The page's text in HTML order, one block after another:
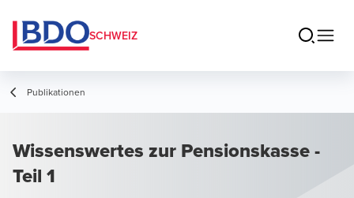
SCHWEIZ
Publikationen
Wissenswertes zur Pensionskasse -
Teil 1